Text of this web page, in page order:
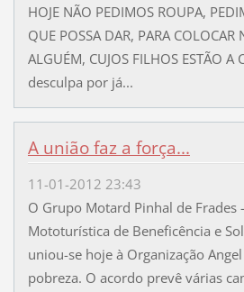
HOJE NÃO PEDIMOS ROUPA,
QUE POSSA DAR, PARA COLOCAR
ALGUÉM, CUJOS FILHOS ESTÃO
desculpa por já...
A união faz a força...
11-01-2012 23:43
O Grupo Motard Pinhal de Frades
Mototurística de Beneficência e
uniou-se hoje à Organização
pobreza. O acordo prevê várias